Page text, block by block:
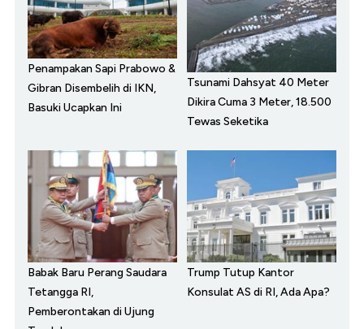
Penampakan Sapi Prabowo &
Gibran Disembelih di IKN,
Basuki Ucapkan Ini
Tsunami Dahsyat 40 Meter
Dikira Cuma 3 Meter, 18.500
Tewas Seketika
Babak Baru Perang Saudara
Tetangga RI,
Pemberontakan di Ujung
Trump Tutup Kantor
Konsulat AS di RI, Ada Apa?